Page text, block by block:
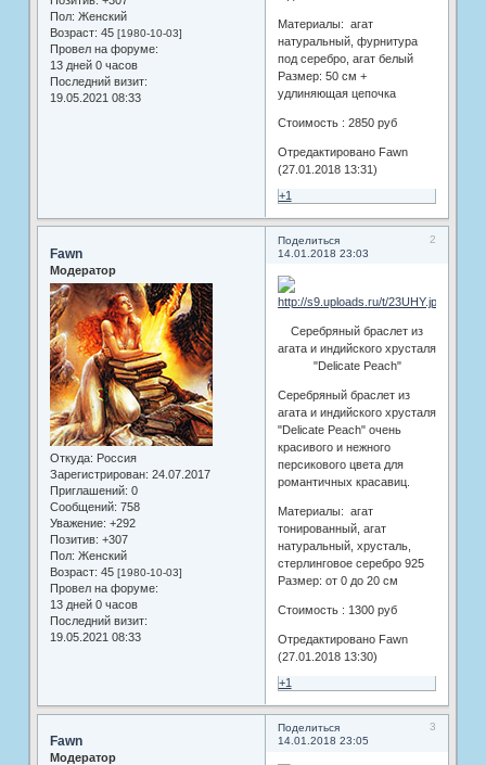
Пол: Женский
Возраст: 45 [1980-10-03]
Провел на форуме:
13 дней 0 часов
Последний визит:
19.05.2021 08:33
Материалы: агат
натуральный, фурнитура
под серебро, агат белый
Размер: 50 см +
удлиняющая цепочка
Стоимость : 2850 руб
Отредактировано Fawn
(27.01.2018 13:31)
+1
Поделиться
2
14.01.2018 23:03
Fawn
Модератор
Откуда: Россия
Зарегистрирован: 24.07.2017
Приглашений: 0
Сообщений: 758
Уважение: +292
Позитив: +307
Пол: Женский
Возраст: 45 [1980-10-03]
Провел на форуме:
13 дней 0 часов
Последний визит:
19.05.2021 08:33
Серебряный браслет из
агата и индийского хрусталя
"Delicate Peach"
Серебряный браслет из
агата и индийского хрусталя
"Delicate Peach" очень
красивого и нежного
персикового цвета для
романтичных красавиц.
Материалы: агат
тонированный, агат
натуральный, хрусталь,
стерлинговое серебро 925
Размер: от 0 до 20 см
Стоимость : 1300 руб
Отредактировано Fawn
(27.01.2018 13:30)
+1
Поделиться
3
14.01.2018 23:05
Fawn
Модератор